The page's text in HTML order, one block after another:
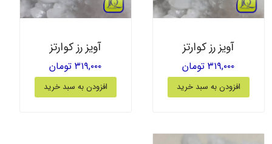
آویز رز کوارتز
۳۱۹,۰۰۰ تومان
افزودن به سبد خرید
آویز رز کوارتز
۳۱۹,۰۰۰ تومان
افزودن به سبد خرید